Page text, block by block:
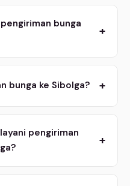
bunga
+
bunga ke Sibolga? +
pengiriman
+